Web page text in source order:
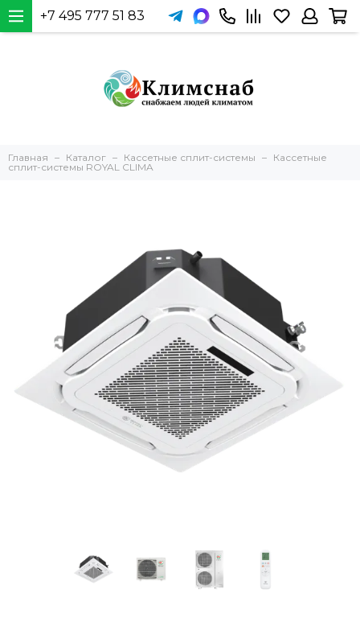
+7 495 777 51 83
Главная Каталог Кассетные сплит-системы
Кассетные
сплит-системы ROYAL CLIMA